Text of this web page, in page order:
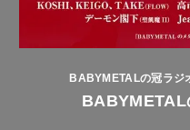
BABYMETALの冠ラジ